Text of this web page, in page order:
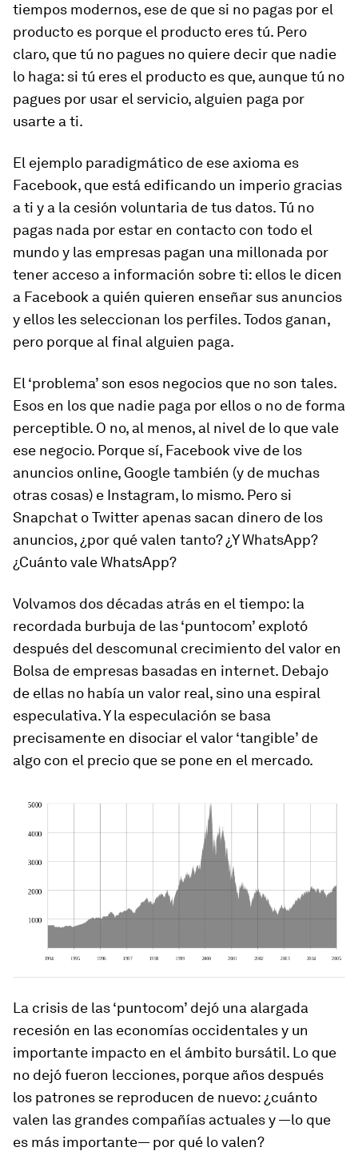
tiempos modernos, ese de que si no pagas por el
producto es porque el producto eres tú. Pero
claro, que tú no pagues no quiere decir que nadie
lo haga: si tú eres el producto es que, aunque tú no
pagues por usar el servicio, alguien paga por
usarte a ti.
El ejemplo paradigmático de ese axioma es
Facebook, que está edificando un imperio gracias
a ti y a la cesión voluntaria de tus datos. Tú no
pagas nada por estar en contacto con todo el
mundo y las empresas pagan una millonada por
tener acceso a información sobre ti: ellos le dicen
a Facebook a quién quieren enseñar sus anuncios
y ellos les seleccionan los perfiles. Todos ganan,
pero porque al final alguien paga.
El ‘problema’ son esos negocios que no son tales.
Esos en los que nadie paga por ellos o no de forma
perceptible. O no, al menos, al nivel de lo que vale
ese negocio. Porque sí, Facebook vive de los
anuncios online, Google también (y de muchas
otras cosas) e Instagram, lo mismo. Pero si
Snapchat o Twitter apenas sacan dinero de los
anuncios, ¿por qué valen tanto? ¿Y WhatsApp?
¿Cuánto vale WhatsApp?
Volvamos dos décadas atrás en el tiempo: la
recordada burbuja de las ‘puntocom’ explotó
después del descomunal crecimiento del valor en
Bolsa de empresas basadas en internet. Debajo
de ellas no había un valor real, sino una espiral
especulativa. Y la especulación se basa
precisamente en disociar el valor ‘tangible’ de
algo con el precio que se pone en el mercado.
La crisis de las ‘puntocom’ dejó una alargada
recesión en las economías occidentales y un
importante impacto en el ámbito bursátil. Lo que
no dejó fueron lecciones, porque años después
los patrones se reproducen de nuevo: ¿cuánto
valen las grandes compañías actuales y —lo que
es más importante— por qué lo valen?